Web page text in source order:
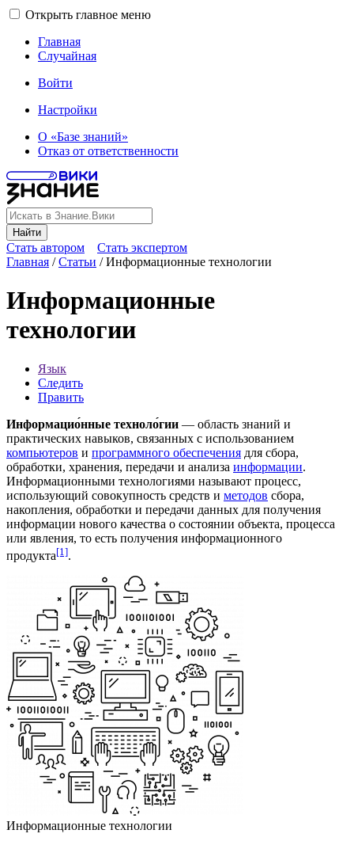
Открыть главное меню
Главная
Случайная
Войти
Настройки
О «Базе знаний»
Отказ от ответственности
Найти
Стать автором
Стать экспертом
Главная /Статьи /Информационные технологии
Информационные
технологии
Язык
Следить
Править
Информацио́нные техноло́гии — область знаний и
практических навыков, связанных с использованием
компьютеров и программного обеспечения для сбора,
обработки, хранения, передачи и анализа информации.
Информационными технологиями называют процесс,
использующий совокупность средств и методов сбора,
накопления, обработки и передачи данных для получения
информации нового качества о состоянии объекта, процесса
или явления, то есть получения информационного
продукта[1].
Информационные технологии